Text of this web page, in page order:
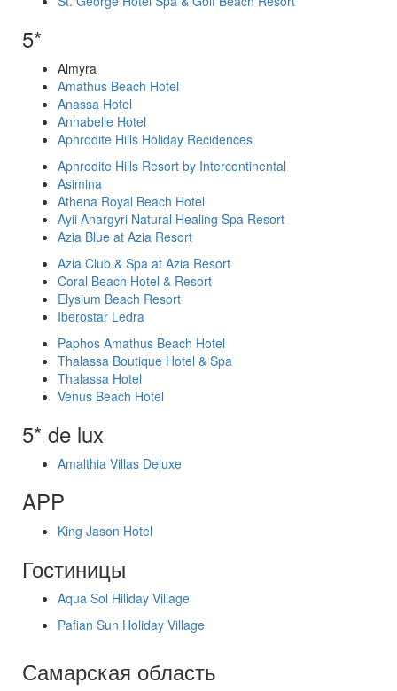
5*
Almyra
Amathus Beach Hotel
Anassa Hotel
Annabelle Hotel
Aphrodite Hills Holiday Recidences
Aphrodite Hills Resort by Intercontinental
Asimina
Athena Royal Beach Hotel
Ayii Anargyri Natural Healing Spa Resort
Azia Blue at Azia Resort
Azia Club & Spa at Azia Resort
Coral Beach Hotel & Resort
Elysium Beach Resort
Iberostar Ledra
Paphos Amathus Beach Hotel
Thalassa Boutique Hotel & Spa
Thalassa Hotel
Venus Beach Hotel
5* de lux
Amalthia Villas Deluxe
APP
King Jason Hotel
Гостиницы
Aqua Sol Hiliday Village
Pafian Sun Holiday Village
Самарская область